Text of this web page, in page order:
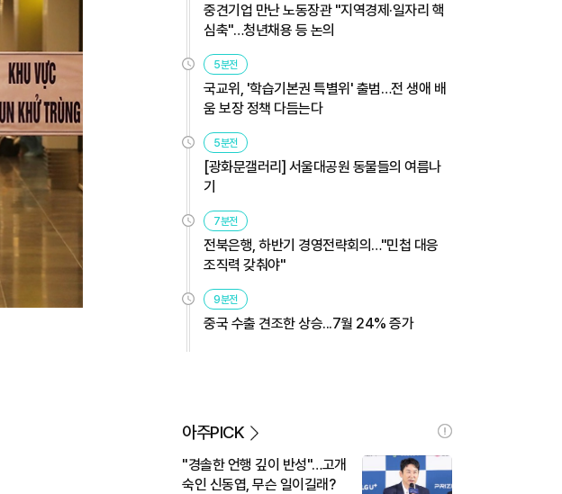
중견기업 만난 노동장관 "지역경제·일자리 핵
심축"…청년채용 등 논의
5분전
국교위, '학습기본권 특별위' 출범…전 생애 배
움 보장 정책 다듬는다
5분전
[광화문갤러리] 서울대공원 동물들의 여름나
기
7분전
전북은행, 하반기 경영전략회의…"민첩 대응
조직력 갖춰야"
9분전
중국 수출 견조한 상승...7월 24% 증가
아주PICK
"경솔한 언행 깊이 반성"…고개
숙인 신동엽, 무슨 일이길래?